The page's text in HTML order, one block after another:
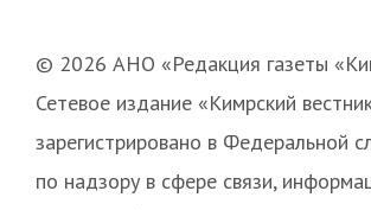
© 2026 АНО «Редакция газеты
Сетевое издание «Кимрский
зарегистрировано в Федеральной
по надзору в сфере связи,